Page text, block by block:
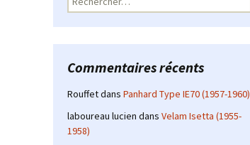
Commentaires récents
Rouffetdans Panhard Type IE70 (1957-1960)
laboureau lucien dans Velam Isetta (1955-
1958)